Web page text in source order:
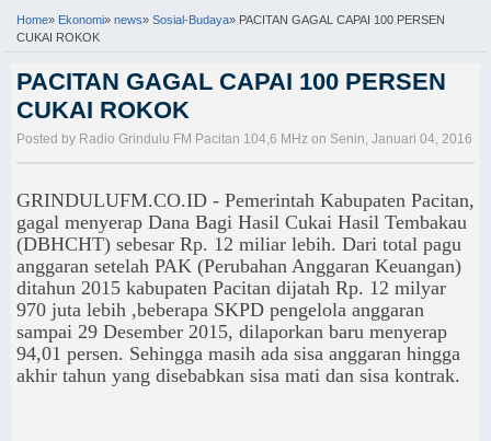
Home» Ekonomi» news» Sosial-Budaya» PACITAN GAGAL CAPAI 100 PERSEN
CUKAI ROKOK
PACITAN GAGAL CAPAI 100 PERSEN
CUKAI ROKOK
Posted by Radio Grindulu FM Pacitan 104,6 MHz on Senin, Januari 04, 2016
GRINDULUFM.CO.ID - Pemerintah Kabupaten Pacitan,
gagal menyerap Dana Bagi Hasil Cukai Hasil Tembakau
(DBHCHT) sebesar Rp. 12 miliar lebih. Dari total pagu
anggaran setelah PAK (Perubahan Anggaran Keuangan)
ditahun 2015 kabupaten Pacitan dijatah Rp. 12 milyar
970 juta lebih ,beberapa SKPD pengelola anggaran
sampai 29 Desember 2015, dilaporkan baru menyerap
94,01 persen. Sehingga masih ada sisa anggaran hingga
akhir tahun yang disebabkan sisa mati dan sisa kontrak.